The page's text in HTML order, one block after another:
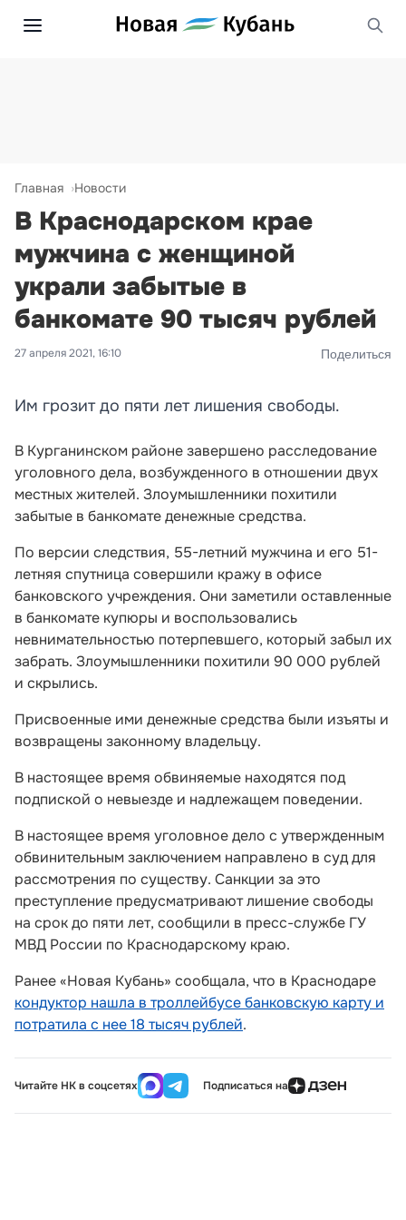
Главная Новости
В Краснодарском крае
мужчина с женщиной
украли забытые в
банкомате 90 тысяч рублей
27 апреля 2021, 16:10 Поделиться
Им грозит до пяти лет лишения свободы.
В Курганинском районе завершено расследование
уголовного дела, возбужденного в отношении двух
местных жителей. Злоумышленники похитили
забытые в банкомате денежные средства.
По версии следствия, 55-летний мужчина и его 51-
летняя спутница совершили кражу в офисе
банковского учреждения. Они заметили оставленные
в банкомате купюры и воспользовались
невнимательностью потерпевшего, который забыл их
забрать. Злоумышленники похитили 90 000 рублей
и скрылись.
Присвоенные ими денежные средства были изъяты и
возвращены законному владельцу.
В настоящее время обвиняемые находятся под
подпиской о невыезде и надлежащем поведении.
В настоящее время уголовное дело с утвержденным
обвинительным заключением направлено в суд для
рассмотрения по существу. Санкции за это
преступление предусматривают лишение свободы
на срок до пяти лет, сообщили в пресс-службе ГУ
МВД России по Краснодарскому краю.
Ранее «Новая Кубань» сообщала, что в Краснодаре
кондуктор нашла в троллейбусе банковскую карту и
потратила с нее 18 тысяч рублей.
Читайте НК в соцсетях Подписаться на